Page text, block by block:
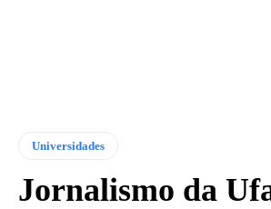
Universidades
Jornalismo da